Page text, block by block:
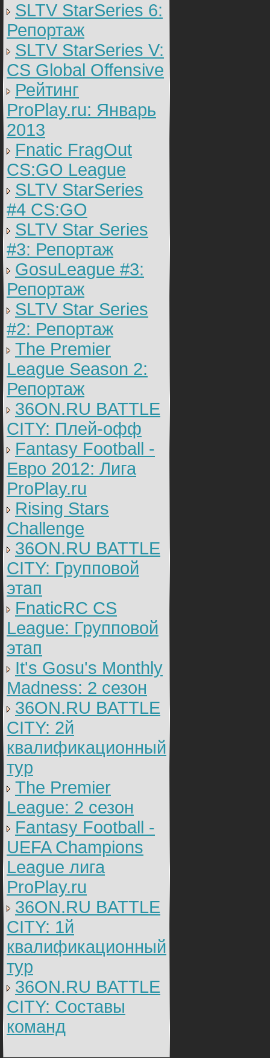
SLTV StarSeries 6:
Репортаж
SLTV StarSeries V:
CS Global Offensive
Рейтинг
ProPlay.ru: Январь
2013
Fnatic FragOut
CS:GO League
SLTV StarSeries
#4 CS:GO
SLTV Star Series
#3: Репортаж
GosuLeague #3:
Репортаж
SLTV Star Series
#2: Репортаж
The Premier
League Season 2:
Репортаж
36ON.RU BATTLE
CITY: Плей-офф
Fantasy Football -
Евро 2012: Лига
ProPlay.ru
Rising Stars
Challenge
36ON.RU BATTLE
CITY: Групповой
этап
FnaticRC CS
League: Групповой
этап
It's Gosu's Monthly
Madness: 2 сезон
36ON.RU BATTLE
CITY: 2й
квалификационный
тур
The Premier
League: 2 cезон
Fantasy Football -
UEFA Champions
League лига
ProPlay.ru
36ON.RU BATTLE
CITY: 1й
квалификационный
тур
36ON.RU BATTLE
CITY: Составы
команд